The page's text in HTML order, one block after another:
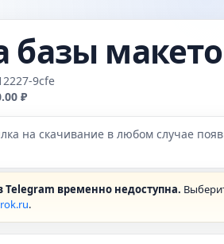
базы
9cfe
₽
на скачивание в любом случае
Telegram временно недоступна.
.